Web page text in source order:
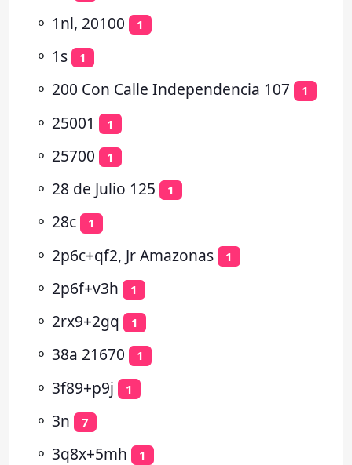
⚬ 1nl, 20100 1
⚬ 1s 1
⚬ 200 Con Calle Independencia 107 1
⚬ 25001 1
⚬ 25700 1
⚬ 28 de Julio 125 1
⚬ 28c 1
⚬ 2p6c+qf2, Jr Amazonas 1
⚬ 2p6f+v3h 1
⚬ 2rx9+2gq 1
⚬ 38a 21670 1
⚬ 3f89+p9j 1
⚬ 3n 7
⚬ 3q8x+5mh 1